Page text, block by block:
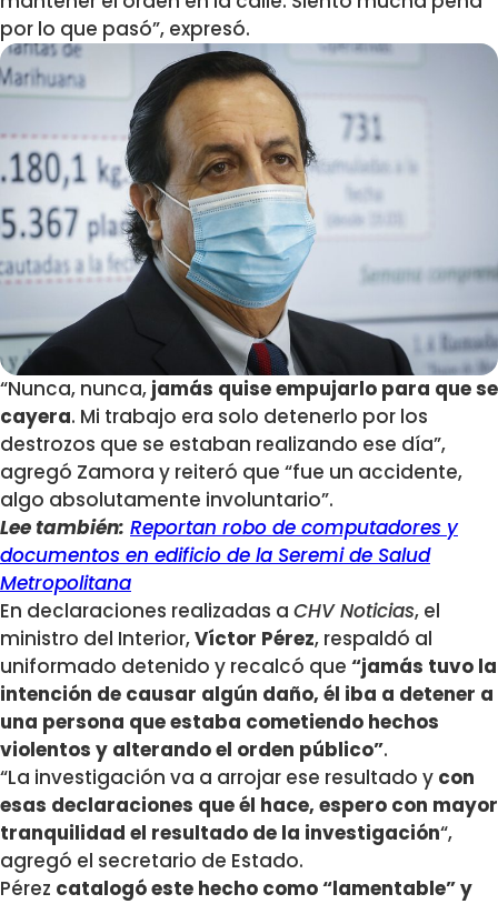
por lo que pasó”, expresó.
“Nunca, nunca, jamás quise empujarlo para que se
cayera. Mi trabajo era solo detenerlo por los
destrozos que se estaban realizando ese día”,
agregó Zamora y reiteró que “fue un accidente,
algo absolutamente involuntario”.
Lee también: Reportan robo de computadores y
documentos en edificio de la Seremi de Salud
Metropolitana
En declaraciones realizadas a CHV Noticias, el
ministro del Interior,Víctor Pérez, respaldó al
uniformado detenido y recalcó que “jamás tuvo la
intención de causar algún daño, él iba a detener a
una persona que estaba cometiendo hechos
violentos y alterando el orden público”.
“La investigación va a arrojar ese resultado y con
esas declaraciones que él hace, espero con mayor
tranquilidad el resultado de la investigación“,
agregó el secretario de Estado.
Pérez catalogó este hecho como “lamentable” y